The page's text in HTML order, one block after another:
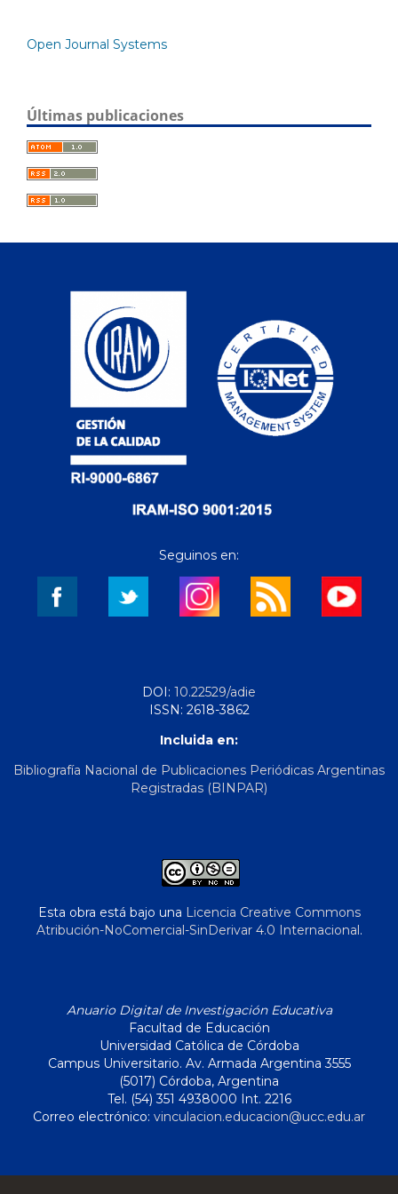
Open Journal Systems
Últimas publicaciones
Seguinos en:
DOI: 10.22529/adie
ISSN: 2618-3862
Incluida en:
Bibliografía Nacional de Publicaciones Periódicas Argentinas
Registradas (BINPAR)
Esta obra está bajo una Licencia Creative Commons
Atribución-NoComercial-SinDerivar 4.0 Internacional.
Anuario Digital de Investigación Educativa
Facultad de Educación
Universidad Católica de Córdoba
Campus Universitario. Av. Armada Argentina 3555
(5017) Córdoba, Argentina
Tel. (54) 351 4938000 Int. 2216
Correo electrónico: vinculacion.educacion@ucc.edu.ar